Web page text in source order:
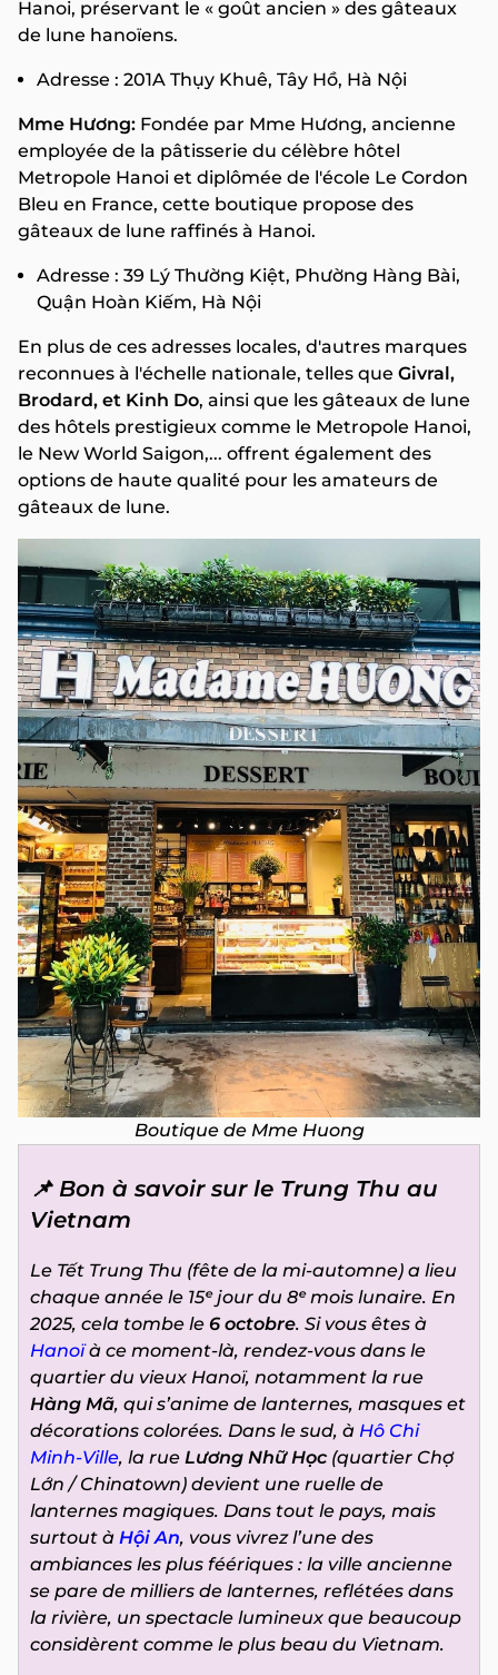
Hanoi, préservant le « goût ancien » des gâteaux
de lune hanoïens.
Adresse : 201A Thụy Khuê, Tây Hồ, Hà Nội
Mme Hương: Fondée par Mme Hương, ancienne
employée de la pâtisserie du célèbre hôtel
Metropole Hanoi et diplômée de l'école Le Cordon
Bleu en France, cette boutique propose des
gâteaux de lune raffinés à Hanoi.
Adresse : 39 Lý Thường Kiệt, Phường Hàng Bài,
Quận Hoàn Kiếm, Hà Nội
En plus de ces adresses locales, d'autres marques
reconnues à l'échelle nationale, telles que Givral,
Brodard, et Kinh Do, ainsi que les gâteaux de lune
des hôtels prestigieux comme le Metropole Hanoi,
le New World Saigon,... offrent également des
options de haute qualité pour les amateurs de
gâteaux de lune.
Boutique de Mme Huong
📌 Bon à savoir sur le Trung Thu au
Vietnam
Le Tết Trung Thu (fête de la mi-automne) a lieu
chaque année le 15ᵉ jour du 8ᵉ mois lunaire. En
2025, cela tombe le 6 octobre. Si vous êtes à
Hanoïà ce moment-là, rendez-vous dans le
quartier du vieux Hanoï, notamment la rue
Hàng Mã, qui s’anime de lanternes, masques et
décorations colorées. Dans le sud, à Hô Chi
Minh-Ville, la rue Lương Nhữ Học(quartier Chợ
Lớn / Chinatown) devient une ruelle de
lanternes magiques. Dans tout le pays, mais
surtout à Hội An, vous vivrez l’une des
ambiances les plus féériques : la ville ancienne
se pare de milliers de lanternes, reflétées dans
la rivière, un spectacle lumineux que beaucoup
considèrent comme le plus beau du Vietnam.